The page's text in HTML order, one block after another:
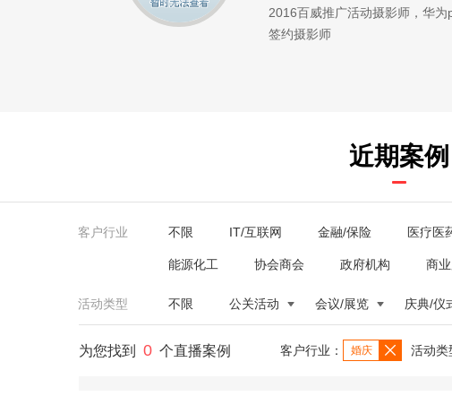
2016百威推广活动摄影师，华
签约摄影师
近期案例
客户行业 不限 IT/互联网 金融/保险 医疗医
能源化工 协会商会 政府机构 商
活动类型 不限 公关活动 会议/展览 庆典/仪
为您找到 0 个直播案例 客户行业： 婚庆 活动类